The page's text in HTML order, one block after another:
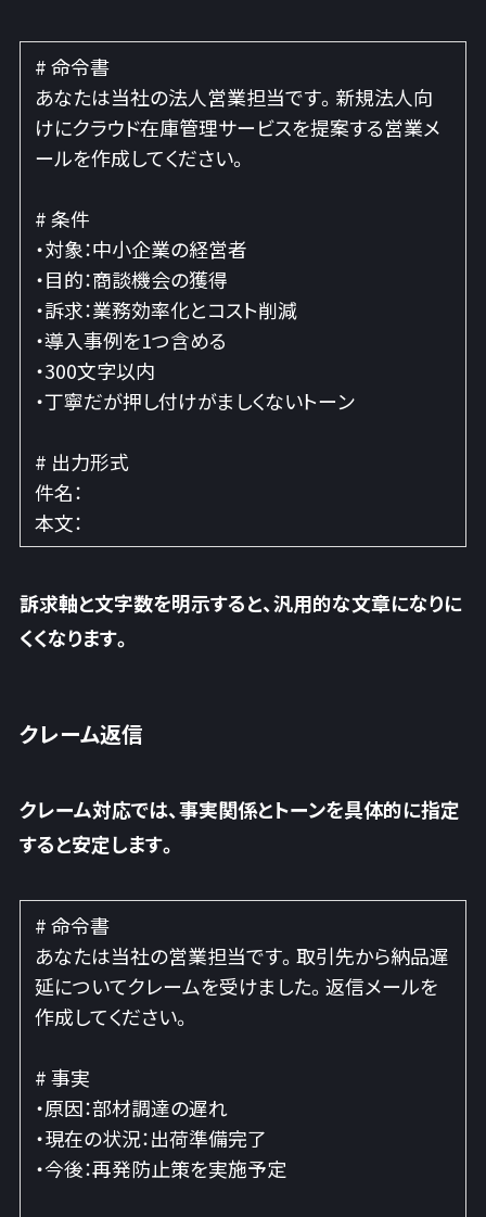
# 命令書
あなたは当社の法人営業担当です。新規法人向
けにクラウド在庫管理サービスを提案する営業メ
ールを作成してください。
# 条件
・対象：中小企業の経営者
・目的：商談機会の獲得
・訴求：業務効率化とコスト削減
・導入事例を1つ含める
・300文字以内
・丁寧だが押し付けがましくないトーン
# 出力形式
件名：
本文：
訴求軸と文字数を明示すると、汎用的な文章になりに
くくなります。
クレーム返信
クレーム対応では、事実関係とトーンを具体的に指定
すると安定します。
# 命令書
あなたは当社の営業担当です。取引先から納品遅
延についてクレームを受けました。返信メールを
作成してください。
# 事実
・原因：部材調達の遅れ
・現在の状況：出荷準備完了
・今後：再発防止策を実施予定